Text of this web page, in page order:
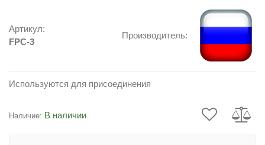
Артикул:
FPC-3
Производитель:
Используются для присоединения
Наличие: В наличии